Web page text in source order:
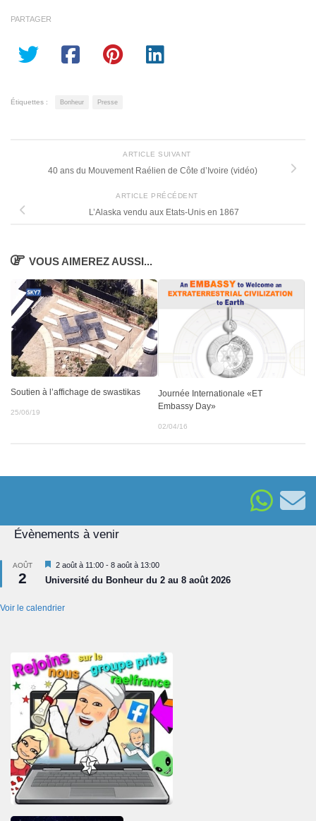
PARTAGER
Étiquettes : Bonheur Presse
ARTICLE SUIVANT
40 ans du Mouvement Raélien de Côte d’Ivoire (vidéo)
ARTICLE PRÉCÉDENT
L’Alaska vendu aux Etats-Unis en 1867
VOUS AIMEREZ AUSSI...
Soutien à l’affichage de swastikas
25/06/19
Journée Internationale «ET
Embassy Day»
02/04/16
Évènements à venir
AOÛT
2
Mis
en
avant
2 août à 11:00 - 8 août à 13:00
Université du Bonheur du 2 au 8 août 2026
Voir le calendrier